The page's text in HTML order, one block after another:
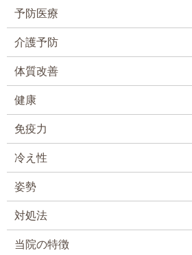
予防医療
介護予防
体質改善
健康
免疫力
冷え性
姿勢
対処法
当院の特徴